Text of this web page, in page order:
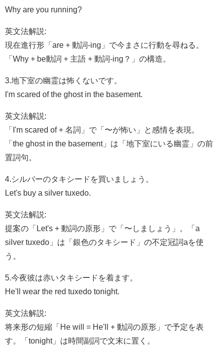
Why are you running?
英文法解説:
現在進行形「are + 動詞-ing」で今まさに行動を尋ねる。
「Why + be動詞 + 主語 + 動詞-ing？」の構造。
3.地下室の幽霊は怖くないです。
I'm scared of the ghost in the basement.
英文法解説:
「I'm scared of + 名詞」で「〜が怖い」と感情を表現。
「the ghost in the basement」は「地下室にいる幽霊」の前
置詞句。
4.シルバーのタキシードを買いましょう。
Let's buy a silver tuxedo.
英文法解説:
提案の「Let's + 動詞の原形」で「〜しましょう」。「a
silver tuxedo」は「銀色のタキシード」の不定冠詞aを使
う。
5.今夜彼は赤いタキシードを着ます。
He'll wear the red tuxedo tonight.
英文法解説:
将来形の短縮「He will = He'll + 動詞の原形」で予定を表
す。「tonight」は時間副詞で文末に置く。